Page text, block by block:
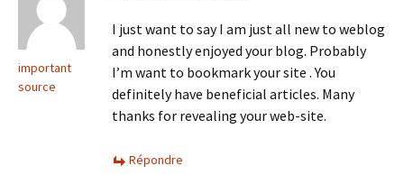
important
source
I just want to say I am just all new to weblog
and honestly enjoyed your blog. Probably
I’m want to bookmark your site . You
definitely have beneficial articles. Many
thanks for revealing your web-site.
Répondre